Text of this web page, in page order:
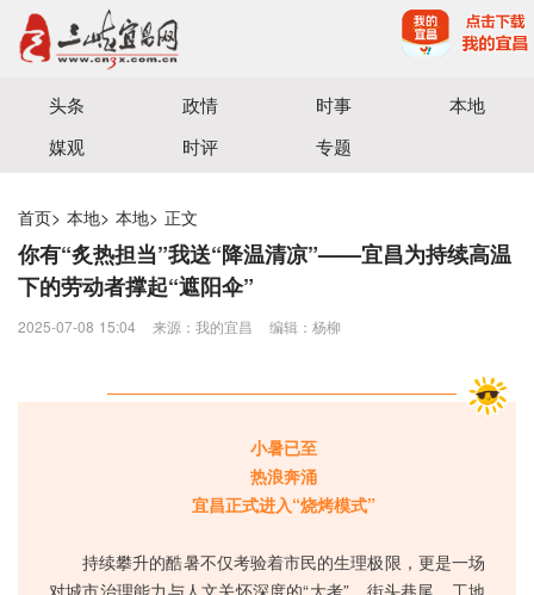
宜昌三峡融媒体中心主办
头条 政情 时事
本地
媒观
时评 专题
首页> 本地> 本地> 正文
你有“炙热担当”我送“降温清凉”——宜昌为持续高温
下的劳动者撑起“遮阳伞”
2025-07-08 15:04 来源：我的宜昌 编辑：杨柳
小暑已至
热浪奔涌
宜昌正式进入“烧烤模式”
持续攀升的酷暑不仅考验着市民的生理极限，更是一场